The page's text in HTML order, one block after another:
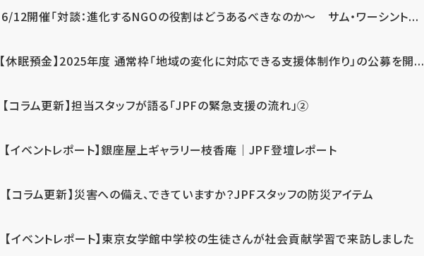
6/12開催「対談：進化するNGOの役割はどうあるべきなのか～ サム・ワーシント...
【休眠預金】2025年度 通常枠「地域の変化に対応できる支援体制作り」の公募を開...
【コラム更新】担当スタッフが語る「JPFの緊急支援の流れ」②
【イベントレポート】銀座屋上ギャラリー枝香庵｜JPF登壇レポート
【コラム更新】災害への備え、できていますか？JPFスタッフの防災アイテム
【イベントレポート】東京女学館中学校の生徒さんが社会貢献学習で来訪しました